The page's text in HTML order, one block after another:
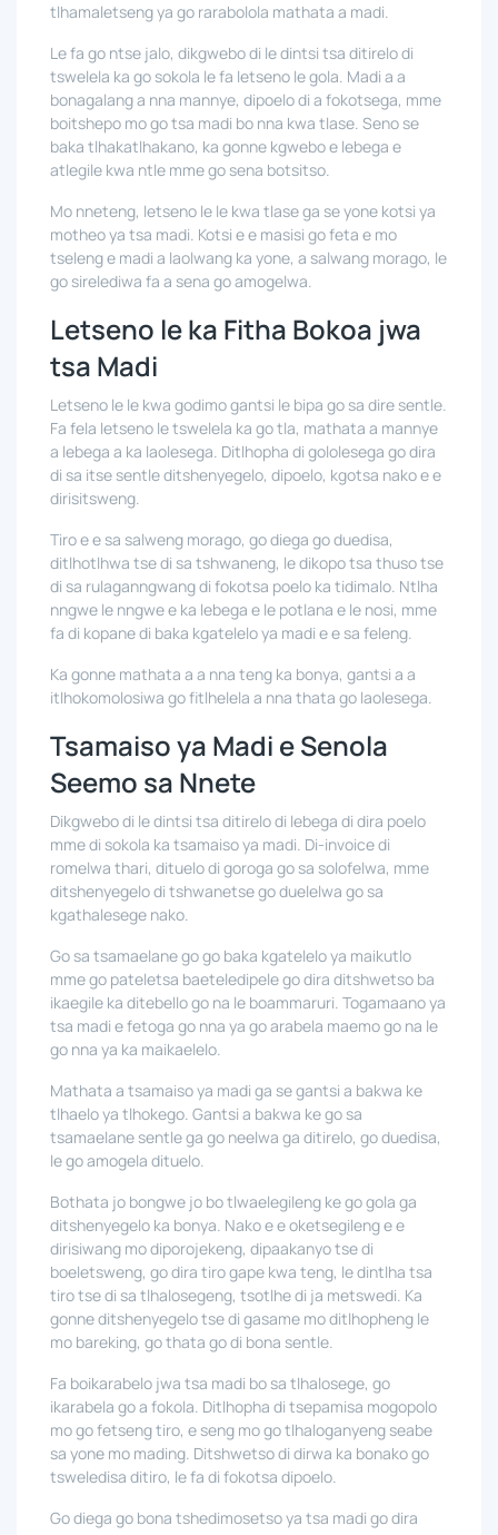
tlhamaletseng ya go rarabolola mathata a madi.
Le fa go ntse jalo, dikgwebo di le dintsi tsa ditirelo di
tswelela ka go sokola le fa letseno le gola. Madi a a
bonagalang a nna mannye, dipoelo di a fokotsega, mme
boitshepo mo go tsa madi bo nna kwa tlase. Seno se
baka tlhakatlhakano, ka gonne kgwebo e lebega e
atlegile kwa ntle mme go sena botsitso.
Mo nneteng, letseno le le kwa tlase ga se yone kotsi ya
motheo ya tsa madi. Kotsi e e masisi go feta e mo
tseleng e madi a laolwang ka yone, a salwang morago, le
go sirelediwa fa a sena go amogelwa.
Letseno le ka Fitha Bokoa jwa
tsa Madi
Letseno le le kwa godimo gantsi le bipa go sa dire sentle.
Fa fela letseno le tswelela ka go tla, mathata a mannye
a lebega a ka laolesega. Ditlhopha di gololesega go dira
di sa itse sentle ditshenyegelo, dipoelo, kgotsa nako e e
dirisitsweng.
Tiro e e sa salweng morago, go diega go duedisa,
ditlhotlhwa tse di sa tshwaneng, le dikopo tsa thuso tse
di sa rulaganngwang di fokotsa poelo ka tidimalo. Ntlha
nngwe le nngwe e ka lebega e le potlana e le nosi, mme
fa di kopane di baka kgatelelo ya madi e e sa feleng.
Ka gonne mathata a a nna teng ka bonya, gantsi a a
itlhokomolosiwa go fitlhelela a nna thata go laolesega.
Tsamaiso ya Madi e Senola
Seemo sa Nnete
Dikgwebo di le dintsi tsa ditirelo di lebega di dira poelo
mme di sokola ka tsamaiso ya madi. Di-invoice di
romelwa thari, dituelo di goroga go sa solofelwa, mme
ditshenyegelo di tshwanetse go duelelwa go sa
kgathalesege nako.
Go sa tsamaelane go go baka kgatelelo ya maikutlo
mme go pateletsa baeteledipele go dira ditshwetso ba
ikaegile ka ditebello go na le boammaruri. Togamaano ya
tsa madi e fetoga go nna ya go arabela maemo go na le
go nna ya ka maikaelelo.
Mathata a tsamaiso ya madi ga se gantsi a bakwa ke
tlhaelo ya tlhokego. Gantsi a bakwa ke go sa
tsamaelane sentle ga go neelwa ga ditirelo, go duedisa,
le go amogela dituelo.
Bothata jo bongwe jo bo tlwaelegileng ke go gola ga
ditshenyegelo ka bonya. Nako e e oketsegileng e e
dirisiwang mo diporojekeng, dipaakanyo tse di
boeletsweng, go dira tiro gape kwa teng, le dintlha tsa
tiro tse di sa tlhalosegeng, tsotlhe di ja metswedi. Ka
gonne ditshenyegelo tse di gasame mo ditlhopheng le
mo bareking, go thata go di bona sentle.
Fa boikarabelo jwa tsa madi bo sa tlhalosege, go
ikarabela go a fokola. Ditlhopha di tsepamisa mogopolo
mo go fetseng tiro, e seng mo go tlhaloganyeng seabe
sa yone mo mading. Ditshwetso di dirwa ka bonako go
tsweledisa ditiro, le fa di fokotsa dipoelo.
Go diega go bona tshedimosetso ya tsa madi go dira